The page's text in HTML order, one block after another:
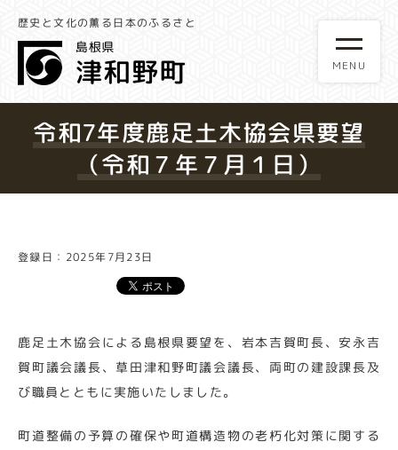
歴史と文化の薫る日本のふるさと
令和7年度鹿足土木協会県要望
（令和７年７月１日）
登録日：2025年7月23日
鹿足土木協会による島根県要望を、岩本吉賀町長、安永吉
賀町議会議長、草田津和野町議会議長、両町の建設課長及
び職員とともに実施いたしました。
町道整備の予算の確保や町道構造物の老朽化対策に関する